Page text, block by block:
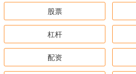
股票
杠杆
配资